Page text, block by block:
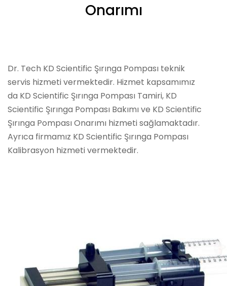
Onarımı
Dr. Tech KD Scientific Şırınga Pompası teknik
servis hizmeti vermektedir. Hizmet kapsamımız
da KD Scientific Şırınga Pompası Tamiri, KD
Scientific Şırınga Pompası Bakımı ve KD Scientific
Şırınga Pompası Onarımı hizmeti sağlamaktadır.
Ayrıca firmamız KD Scientific Şırınga Pompası
Kalibrasyon hizmeti vermektedir.